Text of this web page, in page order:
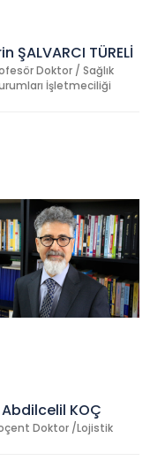
ŞALVARCI TÜRELİ
Doktor / Sağlık
İşletmeciliği
Abdilcelil KOÇ
Doktor /Lojistik